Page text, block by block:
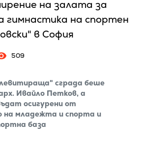
на залата за
гимнастика на спортен
в София
509
сграда беше
Ивайло Петков, а
осигурени от
младежта и спорта и
база